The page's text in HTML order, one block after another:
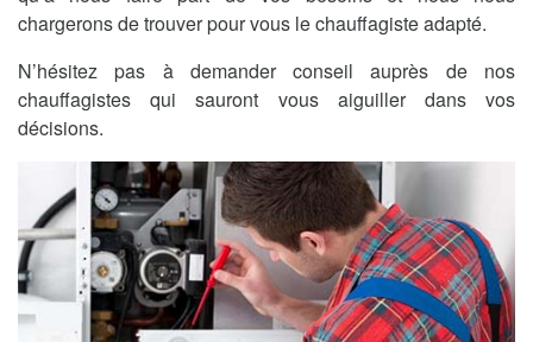
chargerons de trouver pour vous le chauffagiste adapté.
N’hésitez pas à demander conseil auprès de nos
chauffagistes qui sauront vous aiguiller dans vos
décisions.